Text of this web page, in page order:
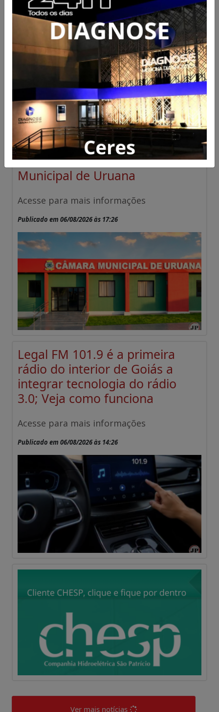
Acesse para mais informações
Publicado em 06/08/2026 às 17:41
Comunicado Câmara
Municipal de Uruana
Acesse para mais informações
Publicado em 06/08/2026 às 17:26
Legal FM 101.9 é a primeira
rádio do interior de Goiás a
integrar tecnologia do rádio
3.0; Veja como funciona
Acesse para mais informações
Publicado em 06/08/2026 às 14:26
Ver mais notícias